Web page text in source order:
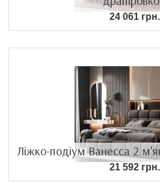
24 061 грн.
Ліжко-подіум Ванесса 2
21 592 грн.